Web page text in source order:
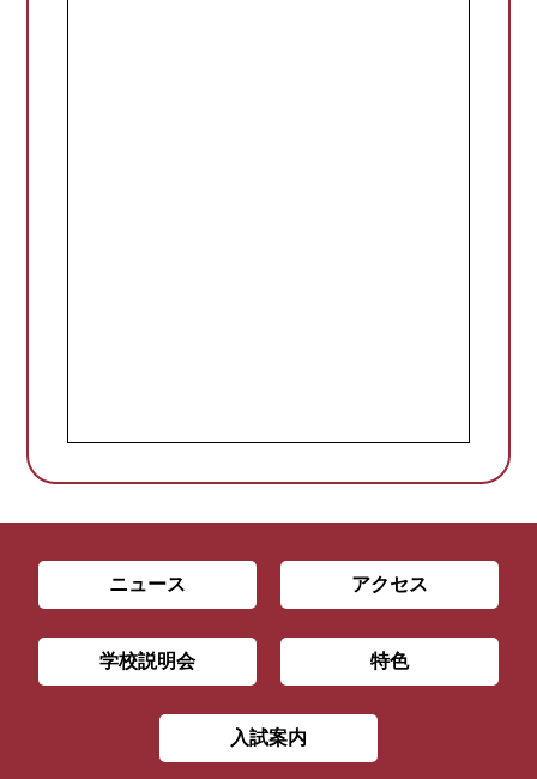
ニュース アクセス
学校説明会 特色
入試案内